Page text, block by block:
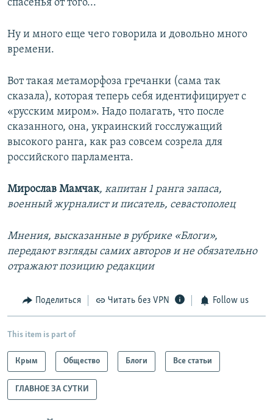
спасенья от того...
Ну и много еще чего говорила и довольно много
времени.
Вот такая метаморфоза гречанки (сама так
сказала), которая теперь себя идентифицирует с
«русским миром». Надо полагать, что после
сказанного, она, украинский госслужащий
высокого ранга, как раз совсем созрела для
российского парламента.
Мирослав Мамчак, капитан 1 ранга запаса,
военный журналист и писатель, севастополец
Мнения, высказанные в рубрике «Блоги»,
передают взгляды самих авторов и не обязательно
отражают позицию редакции
Поделиться Читать без VPN Follow us
This item is part of
Крым Общество Блоги Все статьи
ГЛАВНОЕ ЗА СУТКИ